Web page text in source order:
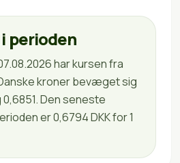
i perioden
har kursen fra
kroner bevæget sig
Den seneste
er 0,6794 DKK for 1